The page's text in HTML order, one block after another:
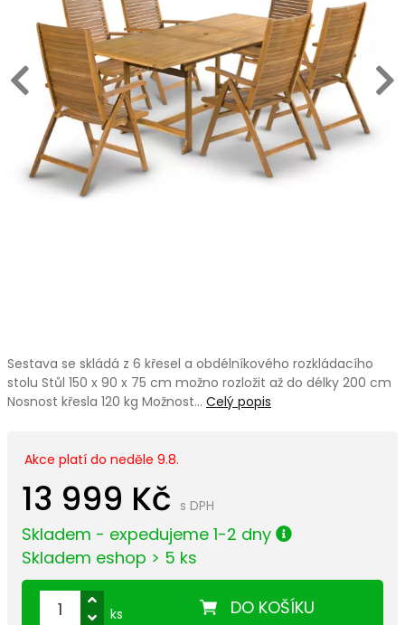
Sestava se skládá z 6 křesel a obdélníkového rozkládacího
stolu Stůl 150 x 90 x 75 cm možno rozložit až do délky 200 cm
Nosnost křesla 120 kg Možnost… Celý popis
Akce platí do neděle 9.8.
13 999 Kč s DPH
Skladem - expedujeme 1-2 dny
Skladem eshop > 5 ks
DO KOŠÍKU
ks